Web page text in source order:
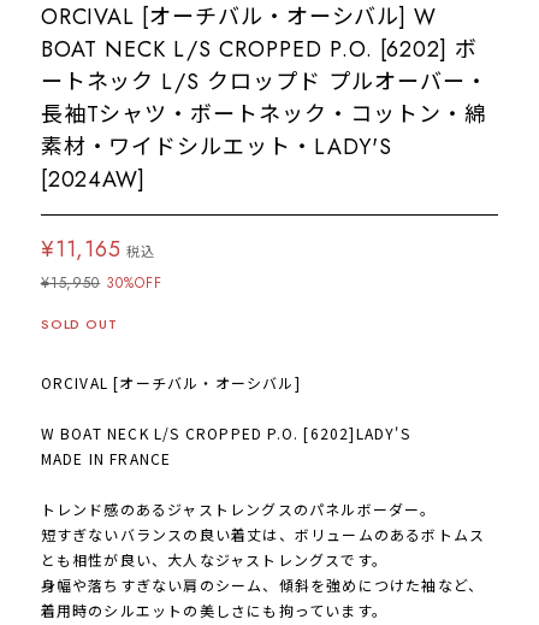
ORCIVAL [オーチバル・オーシバル] W
BOAT NECK L/S CROPPED P.O. [6202] ボ
ートネック L/S クロップド プルオーバー・
長袖Tシャツ・ボートネック・コットン・綿
素材・ワイドシルエット・LADY'S
[2024AW]
¥11,165 税込
¥15,950 30%OFF
SOLD OUT
ORCIVAL [オーチバル・オーシバル]
W BOAT NECK L/S CROPPED P.O. [6202]LADY'S
MADE IN FRANCE
トレンド感のあるジャストレングスのパネルボーダー。
短すぎないバランスの良い着丈は、ボリュームのあるボトムス
とも相性が良い、大人なジャストレングスです。
身幅や落ちすぎない肩のシーム、傾斜を強めにつけた袖など、
着用時のシルエットの美しさにも拘っています。